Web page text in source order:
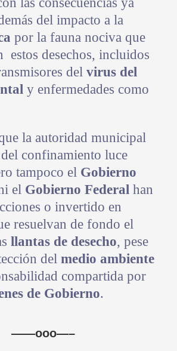
del impacto a la
por la fauna nociva que
estos desechos, incluidos
del virus del
y enfermedades como
la autoridad municipal
confinamiento luce
tampoco el Gobierno
el Gobierno Federal han
o invertido en
resuelvan de fondo el
llantas de desecho, pese
del medio ambiente
compartida por
de Gobierno.
——ooo—–